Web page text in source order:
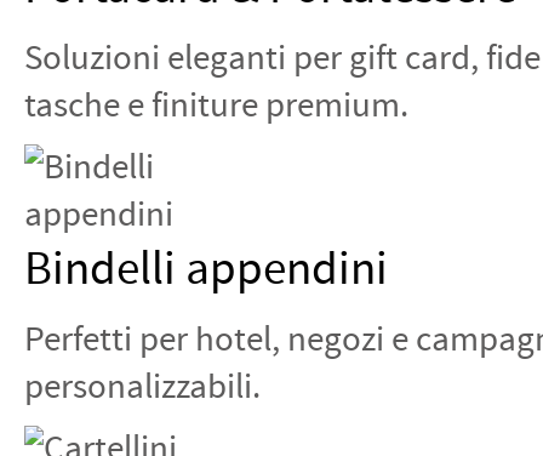
Soluzioni eleganti per gift card,
tasche e finiture premium.
Bindelli appendini
Perfetti per hotel, negozi e
personalizzabili.